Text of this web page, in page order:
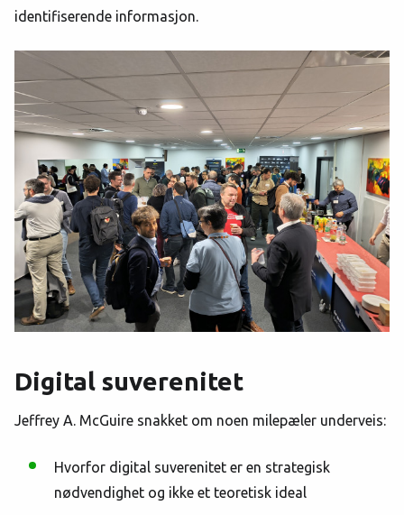
identifiserende informasjon.
Digital suverenitet
Jeffrey A. McGuire snakket om noen milepæler underveis:
Hvorfor digital suverenitet er en strategisk
nødvendighet og ikke et teoretisk ideal